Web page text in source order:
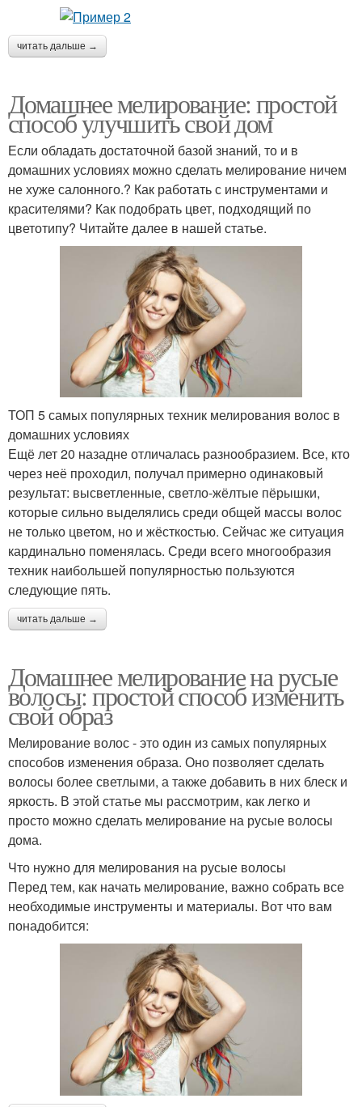
читать дальше →
Домашнее мелирование: простой
способ улучшить свой дом
Если обладать достаточной базой знаний, то и в
домашних условиях можно сделать мелирование ничем
не хуже салонного.? Как работать с инструментами и
красителями? Как подобрать цвет, подходящий по
цветотипу? Читайте далее в нашей статье.
ТОП 5 самых популярных техник мелирования волос в
домашних условиях
Ещё лет 20 назадне отличалась разнообразием. Все, кто
через неё проходил, получал примерно одинаковый
результат: высветленные, светло-жёлтые пёрышки,
которые сильно выделялись среди общей массы волос
не только цветом, но и жёсткостью. Сейчас же ситуация
кардинально поменялась. Среди всего многообразия
техник наибольшей популярностью пользуются
следующие пять.
читать дальше →
Домашнее мелирование на русые
волосы: простой способ изменить
свой образ
Мелирование волос - это один из самых популярных
способов изменения образа. Оно позволяет сделать
волосы более светлыми, а также добавить в них блеск и
яркость. В этой статье мы рассмотрим, как легко и
просто можно сделать мелирование на русые волосы
дома.
Что нужно для мелирования на русые волосы
Перед тем, как начать мелирование, важно собрать все
необходимые инструменты и материалы. Вот что вам
понадобится: